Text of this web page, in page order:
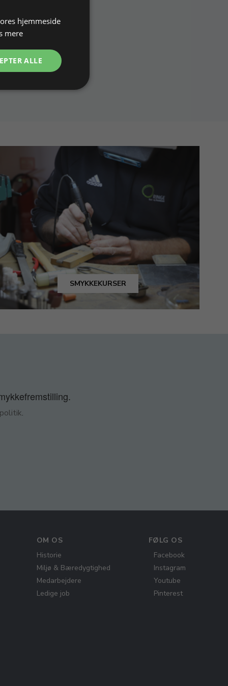
SMYKKEKURSER
.
OM OS
Historie
Miljø & Bæredygtighed
Medarbejdere
Ledige job
FØLG OS
Facebook
Instagram
Youtube
Pinterest
hjemmeside
mere
ALLE